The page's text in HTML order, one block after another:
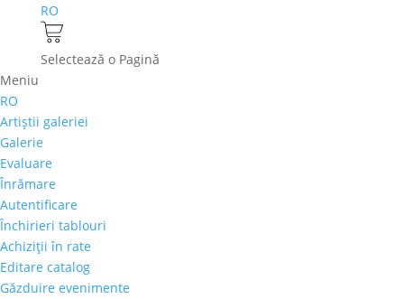
RO
Selectează o Pagină
Meniu
RO
Artiştii galeriei
Galerie
Evaluare
Înrămare
Autentificare
Închirieri tablouri
Achiziţii în rate
Editare catalog
Găzduire evenimente